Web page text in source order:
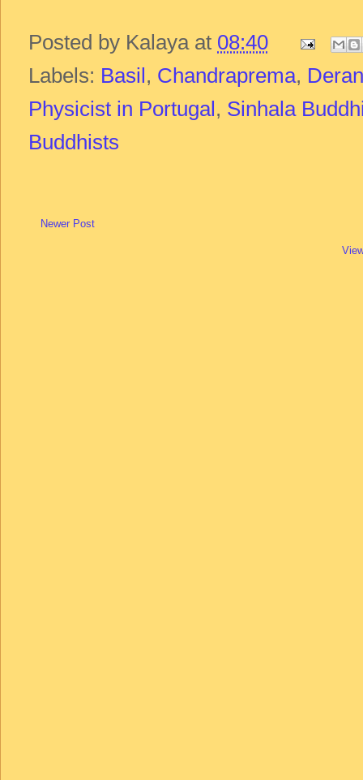
Posted by Kalaya at 08:40
Labels: Basil , Chandraprema,
Physicist in Portugal , Sinhala
Buddhists
Newer Post